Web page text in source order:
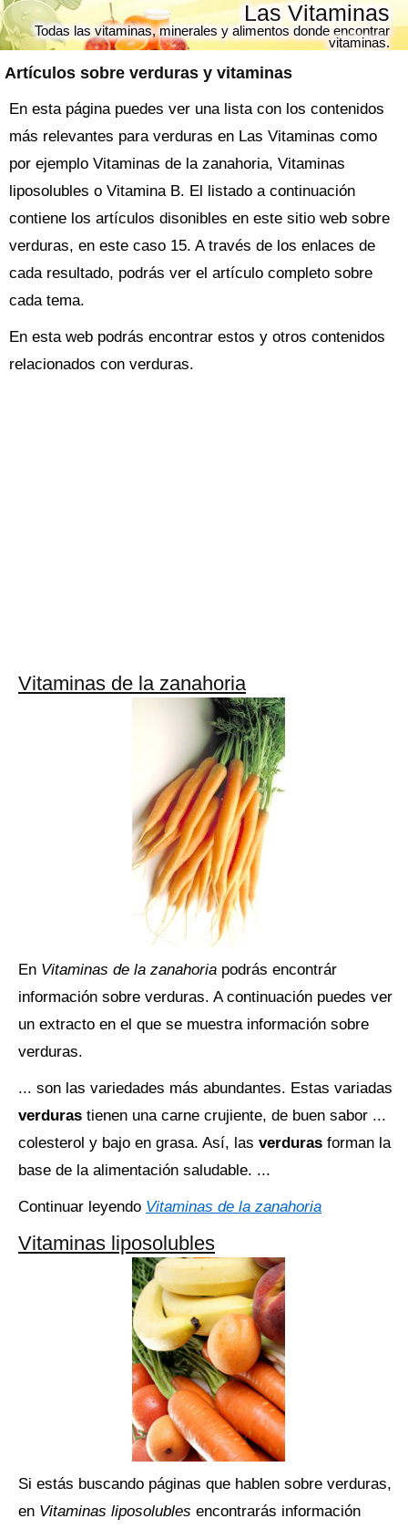
Artículos sobre verduras y vitaminas
Las Vitaminas
Todas las vitaminas, minerales y alimentos donde encontrar
vitaminas.
En esta página puedes ver una lista con los contenidos
más relevantes para verduras en Las Vitaminas como
por ejemplo Vitaminas de la zanahoria, Vitaminas
liposolubles o Vitamina B. El listado a continuación
contiene los artículos disonibles en este sitio web sobre
verduras, en este caso 15. A través de los enlaces de
cada resultado, podrás ver el artículo completo sobre
cada tema.
En esta web podrás encontrar estos y otros contenidos
relacionados con verduras.
Vitaminas de la zanahoria
En Vitaminas de la zanahoria podrás encontrár
información sobre verduras. A continuación puedes ver
un extracto en el que se muestra información sobre
verduras.
... son las variedades más abundantes. Estas variadas
verduras tienen una carne crujiente, de buen sabor ...
colesterol y bajo en grasa. Así, las verduras forman la
base de la alimentación saludable. ...
Continuar leyendo Vitaminas de la zanahoria
Vitaminas liposolubles
Si estás buscando páginas que hablen sobre verduras,
en Vitaminas liposolubles encontrarás información